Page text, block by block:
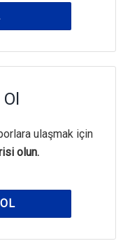
ulaşmak için
olun.